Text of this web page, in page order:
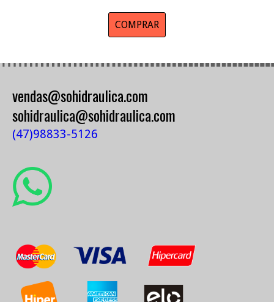
COMPRAR
vendas@sohidraulica.com
sohidraulica@sohidraulica.com
(47)98833-5126